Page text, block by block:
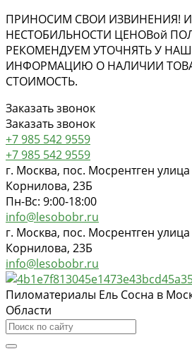
ПРИНОСИМ СВОИ ИЗВИНЕНИЯ!
НЕСТОБИЛЬНОСТИ ЦЕНОВой
РЕКОМЕНДУЕМ УТОЧНЯТЬ У
ИНФОРМАЦИЮ О НАЛИЧИИ
СТОИМОСТЬ.
Заказать звонок
Заказать звонок
+7 985 542 9559
+7 985 542 9559
г. Москва, пос. Мосрентген
Корнилова, 23Б
Пн-Вс: 9:00-18:00
info@lesobobr.ru
г. Москва, пос. Мосрентген
Корнилова, 23Б
info@lesobobr.ru
Пиломатериалы Ель Сосна в
Области